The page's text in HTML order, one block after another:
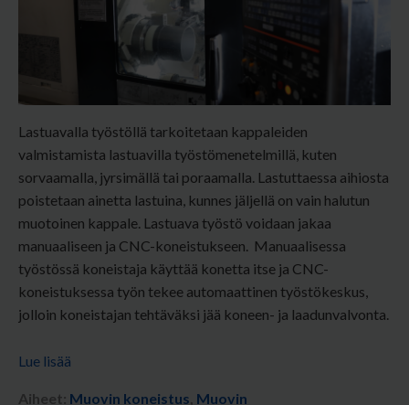
Lastuavalla työstöllä tarkoitetaan kappaleiden
valmistamista lastuavilla työstömenetelmillä, kuten
sorvaamalla, jyrsimällä tai poraamalla. Lastuttaessa aihiosta
poistetaan ainetta lastuina, kunnes jäljellä on vain halutun
muotoinen kappale. Lastuava työstö voidaan jakaa
manuaaliseen ja CNC-koneistukseen. Manuaalisessa
työstössä koneistaja käyttää konetta itse ja CNC-
koneistuksessa työn tekee automaattinen työstökeskus,
jolloin koneistajan tehtäväksi jää koneen- ja laadunvalvonta.
Lue lisää
Aiheet: Muovin koneistus, Muovin